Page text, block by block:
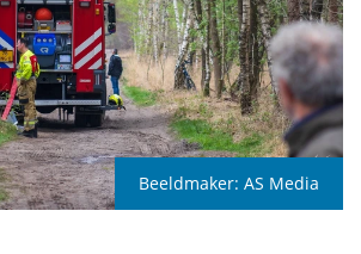
Beeldmaker: AS Media